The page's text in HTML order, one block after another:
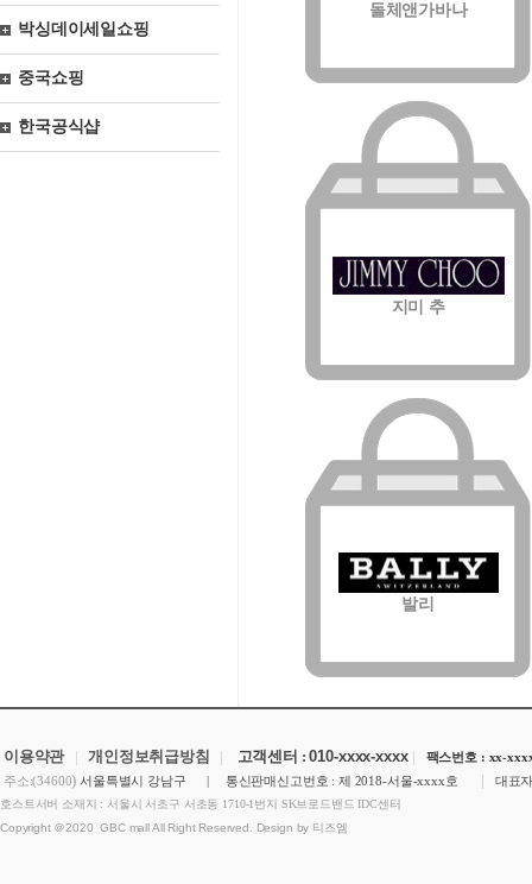
박싱데이세일쇼핑
중국쇼핑
한국공식샵
돌체앤가바나
지미 추
발리
이용약관 |개인정보취급방침 | 고객센터 :010-xxxx-xxxx |
팩스번호 : xx-
주소:(34600) 서울특별시 강남구 | 통신판매신고번호 : 제 2018-서울-xxxx호 | 대표
호스트서버 소재지 : 서울시 서초구 서초동 1710-1번지 SK브로드밴드 IDC센터
Copyright ＠2020 GBC mall All Right Reserved. Design by 티즈엠